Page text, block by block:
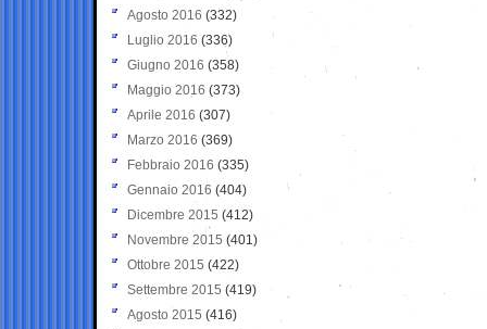
Agosto 2016 (332)
Luglio 2016 (336)
Giugno 2016 (358)
Maggio 2016 (373)
Aprile 2016 (307)
Marzo 2016 (369)
Febbraio 2016 (335)
Gennaio 2016 (404)
Dicembre 2015 (412)
Novembre 2015 (401)
Ottobre 2015 (422)
Settembre 2015 (419)
Agosto 2015 (416)